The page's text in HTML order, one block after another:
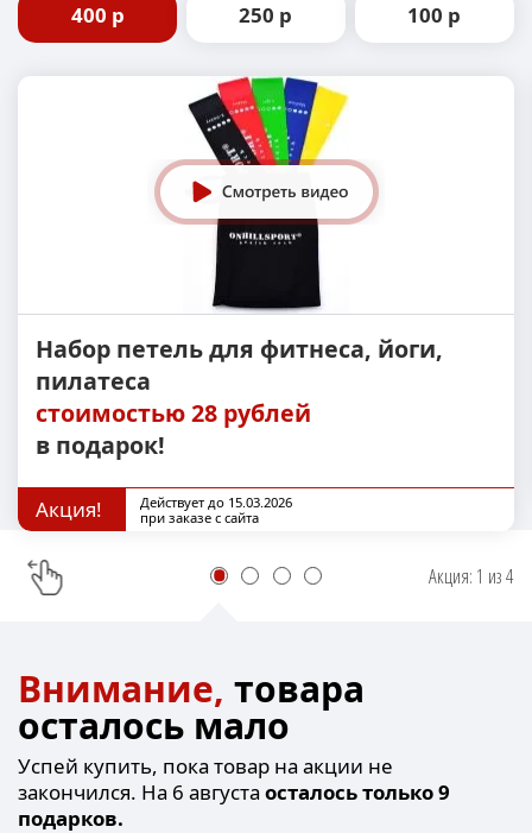
400 р 250 р 100 р
Набор петель для фитнеса, йоги,
пилатеса
стоимостью 28 рублей
в подарок!
Акция!
Действует до 15.03.2026
при заказе с сайта
Акция: 1 из4
Внимание, товара
осталось мало
Успей купить, пока товар на акции не
закончился. На 6 августаосталось только 9
подарков.